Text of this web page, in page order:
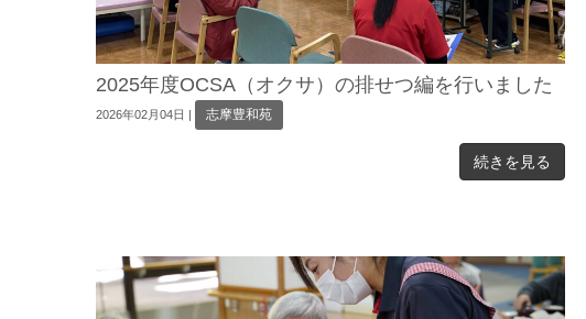
2025年度OCSA（オクサ）の排せつ編を行いました
2026年02月04日 | 志摩豊和苑
続きを見る